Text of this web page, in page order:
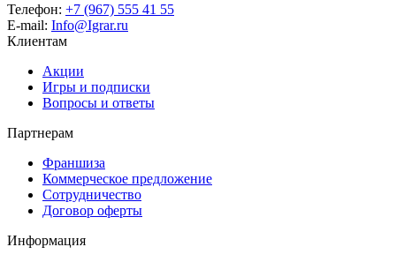
Телефон: +7 (967) 555 41 55
E-mail: Info@Igrar.ru
Клиентам
Акции
Игры и подписки
Вопросы и ответы
Партнерам
Франшиза
Коммерческое предложение
Сотрудничество
Договор оферты
Информация